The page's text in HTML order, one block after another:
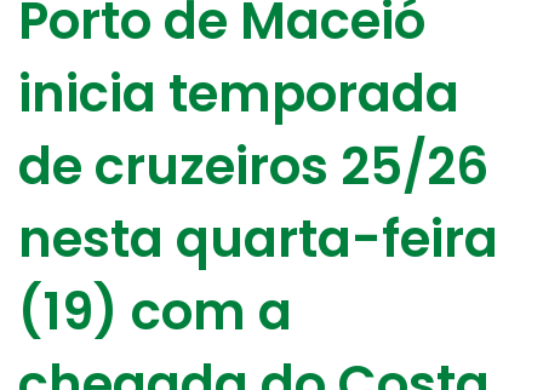
Porto de Maceió
inicia temporada
de cruzeiros 25/26
nesta quarta-feira
(19) com a